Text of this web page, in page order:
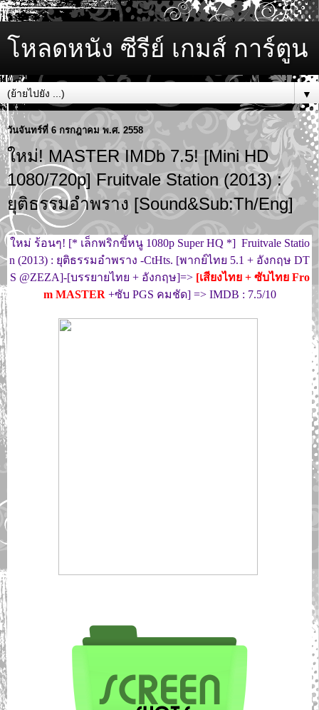
โหลดหนัง ซีรีย์ เกมส์ การ์ตูน
▼
วันจันทร์ที่ 6 กรกฎาคม พ.ศ. 2558
ใหม่! MASTER IMDb 7.5! [Mini HD
1080/720p] Fruitvale Station (2013) :
ยุติธรรมอำพราง [Sound&Sub:Th/Eng]
ใหม่ ร้อนๆ! [* เล็กพริกขี้หนู 1080p Super HQ *] Fruitvale Statio
n (2013) : ยุติธรรมอำพราง -CtHts. [พากย์ไทย 5.1 + อังกฤษ DT
S @ZEZA]-[บรรยายไทย + อังกฤษ]=> [เสียงไทย + ซับไทย Fro
m MASTER +ซับ PGS คมชัด] => IMDB : 7.5/10